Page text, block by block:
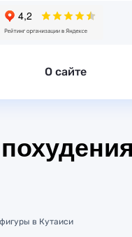
О сайте
в Кутаиси